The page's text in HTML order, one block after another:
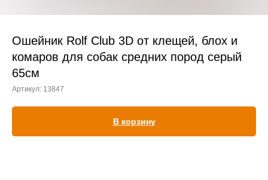
Лечение кроликов
Ошейник Rolf Club 3D от клещей, блох и
комаров для собак средних пород серый
65см
Артикул: 13847
В корзину